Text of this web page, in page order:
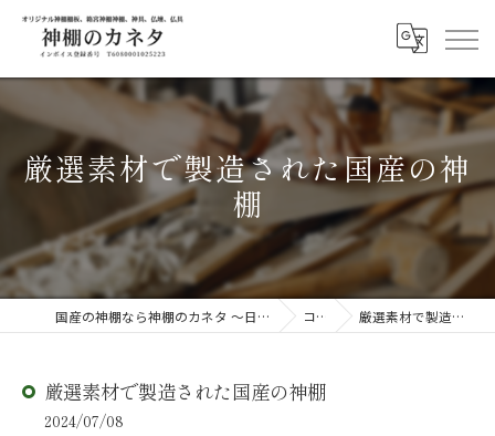
厳選素材で製造された国産の神
棚
国産の神棚なら神棚のカネタ ～日々のしあわせを感じる物を～ コラム 厳選素材で製造された国産の神棚
厳選素材で製造された国産の神棚
2024/07/08